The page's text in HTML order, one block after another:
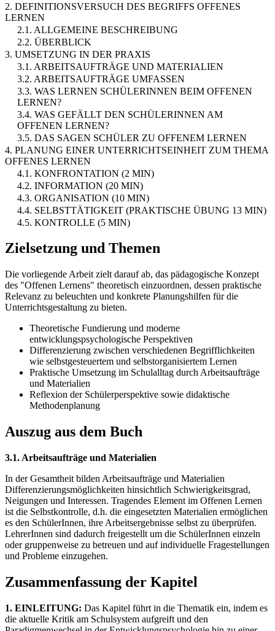
2. DEFINITIONSVERSUCH DES BEGRIFFS OFFENES
LERNEN
2.1. ALLGEMEINE BESCHREIBUNG
2.2. ÜBERBLICK
3. UMSETZUNG IN DER PRAXIS
3.1. ARBEITSAUFTRÄGE UND MATERIALIEN
3.2. ARBEITSAUFTRÄGE UMFASSEN
3.3. WAS LERNEN SCHÜLERINNEN BEIM OFFENEN
LERNEN?
3.4. WAS GEFÄLLT DEN SCHÜLERINNEN AM
OFFENEN LERNEN?
3.5. DAS SAGEN SCHÜLER ZU OFFENEM LERNEN
4. PLANUNG EINER UNTERRICHTSEINHEIT ZUM THEMA
OFFENES LERNEN
4.1. KONFRONTATION (2 MIN)
4.2. INFORMATION (20 MIN)
4.3. ORGANISATION (10 MIN)
4.4. SELBSTTÄTIGKEIT (PRAKTISCHE ÜBUNG 13 MIN)
4.5. KONTROLLE (5 MIN)
Zielsetzung und Themen
Die vorliegende Arbeit zielt darauf ab, das pädagogische Konzept
des "Offenen Lernens" theoretisch einzuordnen, dessen praktische
Relevanz zu beleuchten und konkrete Planungshilfen für die
Unterrichtsgestaltung zu bieten.
Theoretische Fundierung und moderne
entwicklungspsychologische Perspektiven
Differenzierung zwischen verschiedenen Begrifflichkeiten
wie selbstgesteuertem und selbstorganisiertem Lernen
Praktische Umsetzung im Schulalltag durch Arbeitsaufträge
und Materialien
Reflexion der Schülerperspektive sowie didaktische
Methodenplanung
Auszug aus dem Buch
3.1. Arbeitsaufträge und Materialien
In der Gesamtheit bilden Arbeitsaufträge und Materialien
Differenzierungsmöglichkeiten hinsichtlich Schwierigkeitsgrad,
Neigungen und Interessen. Tragendes Element im Offenen Lernen
ist die Selbstkontrolle, d.h. die eingesetzten Materialien ermöglichen
es den SchülerInnen, ihre Arbeitsergebnisse selbst zu überprüfen.
LehrerInnen sind dadurch freigestellt um die SchülerInnen einzeln
oder gruppenweise zu betreuen und auf individuelle Fragestellungen
und Probleme einzugehen.
Zusammenfassung der Kapitel
1. EINLEITUNG: Das Kapitel führt in die Thematik ein, indem es
die aktuelle Kritik am Schulsystem aufgreift und den